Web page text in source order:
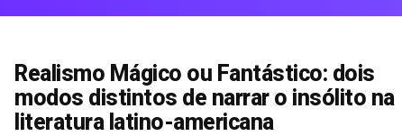
Realismo Mágico ou Fantástico: dois
modos distintos de narrar o insólito na
literatura latino-americana